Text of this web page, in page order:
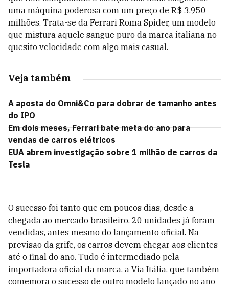
uma máquina poderosa com um preço de R$ 3,950
milhões. Trata-se da Ferrari Roma Spider, um modelo
que mistura aquele sangue puro da marca italiana no
quesito velocidade com algo mais casual.
Veja também
A aposta do Omni&Co para dobrar de tamanho antes
do IPO
Em dois meses, Ferrari bate meta do ano para
vendas de carros elétricos
EUA abrem investigação sobre 1 milhão de carros da
Tesla
O sucesso foi tanto que em poucos dias, desde a
chegada ao mercado brasileiro, 20 unidades já foram
vendidas, antes mesmo do lançamento oficial. Na
previsão da grife, os carros devem chegar aos clientes
até o final do ano. Tudo é intermediado pela
importadora oficial da marca, a Via Itália, que também
comemora o sucesso de outro modelo lançado no ano